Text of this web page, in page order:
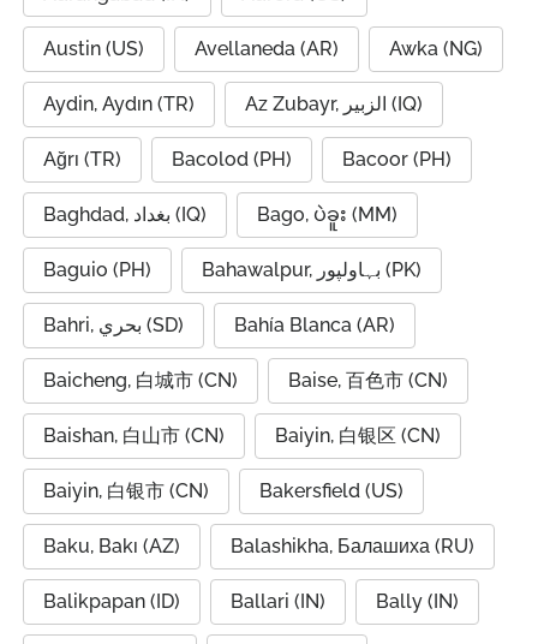
Austin (US) Avellaneda (AR) Awka (NG)
Aydin, Aydın (TR) Az Zubayr, الزبير (IQ)
Ağrı (TR) Bacolod (PH) Bacoor (PH)
Baghdad, بغداد (IQ) Bago, ပဲခူး (MM)
Baguio (PH) Bahawalpur, بہاولپور (PK)
Bahri, بحري (SD) Bahía Blanca (AR)
Baicheng, 白城市 (CN) Baise, 百色市 (CN)
Baishan, 白山市 (CN) Baiyin, 白银区 (CN)
Baiyin, 白银市 (CN) Bakersfield (US)
Baku, Bakı (AZ) Balashikha, Балашиха (RU)
Balikpapan (ID) Ballari (IN) Bally (IN)